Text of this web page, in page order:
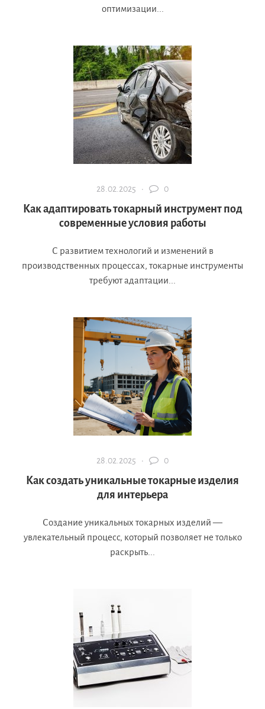
оптимизации...
28.02.2025 · 0
Как адаптировать токарный инструмент под
современные условия работы
С развитием технологий и изменений в
производственных процессах, токарные инструменты
требуют адаптации...
28.02.2025 · 0
Как создать уникальные токарные изделия
для интерьера
Создание уникальных токарных изделий —
увлекательный процесс, который позволяет не только
раскрыть...